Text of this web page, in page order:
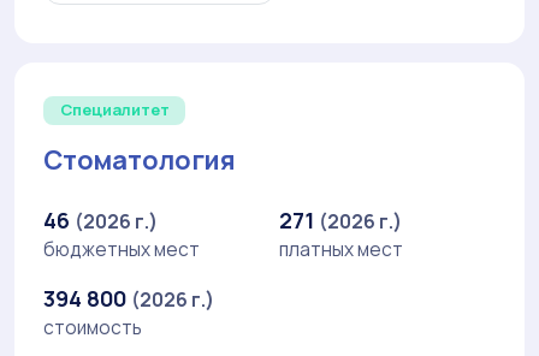
Специалитет
Стоматология
46 (2026 г.)
бюджетных мест
271 (2026 г.)
платных мест
394 800 (2026 г.)
стоимость